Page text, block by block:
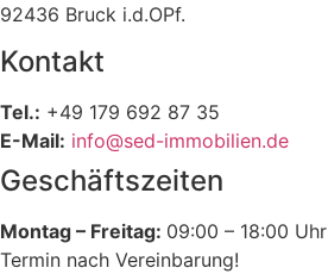
92436 Bruck i.d.OPf.
Kontakt
Tel.: +49 179 692 87 35
E-Mail: info@sed-immobilien.de
Geschäftszeiten
Montag – Freitag: 09:00 – 18:00 Uhr
Termin nach Vereinbarung!